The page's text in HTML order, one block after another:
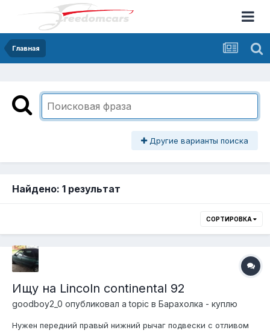
Главная
Другие варианты поиска
Найдено: 1 результат
СОРТИРОВКА
Ищу на Lincoln continental 92
goodboy2_0 опубликовал a topic в Барахолка - куплю
Нужен передний правый нижний рычаг подвески с отливом